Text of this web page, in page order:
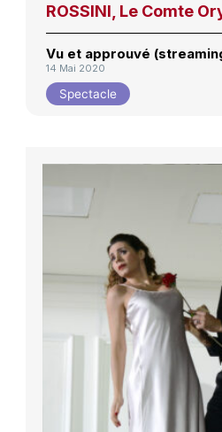
ROSSINI, Le Comte
Vu et approuvé
14 Mai 2020
Spectacle